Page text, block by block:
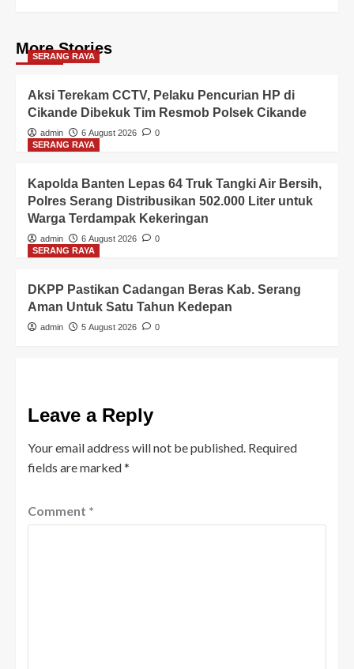
More Stories
SERANG RAYA
Aksi Terekam CCTV, Pelaku Pencurian HP di
Cikande Dibekuk Tim Resmob Polsek Cikande
admin 6 August 2026
0
SERANG RAYA
Kapolda Banten Lepas 64 Truk Tangki Air Bersih,
Polres Serang Distribusikan 502.000 Liter untuk
Warga Terdampak Kekeringan
admin 6 August 2026
0
SERANG RAYA
DKPP Pastikan Cadangan Beras Kab. Serang
Aman Untuk Satu Tahun Kedepan
admin 5 August 2026 0
Leave a Reply
Your email address will not be published. Required
fields are marked*
Comment *